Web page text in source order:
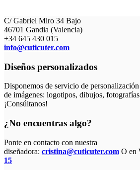
C/ Gabriel Miro 34 Bajo
46701 Gandia (Valencia)
+34 645 430 015
info@cuticuter.com
Diseños personalizados
Disponemos de servicio de
de imágenes: logotipos, dibujos,
¡Consúltanos!
¿No encuentras algo?
Ponte en contacto con nuestra
diseñadora: cristina@cuticuter.com O en
15